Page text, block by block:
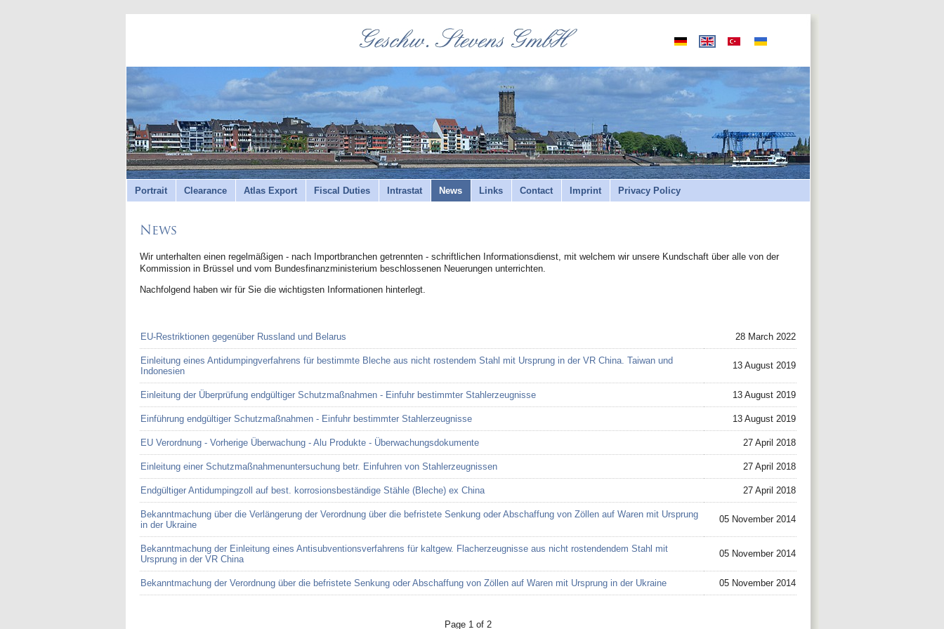
Portrait Clearance Atlas Export Fiscal Duties Intrastat News Links Contact Imprint Privacy Policy
News
Wir unterhalten einen regelmäßigen - nach Importbranchen getrennten - schriftlichen Informationsdienst, mit welchem wir unsere Kundschaft über alle von der
Kommission in Brüssel und vom Bundesfinanzministerium beschlossenen Neuerungen unterrichten.
Nachfolgend haben wir für Sie die wichtigsten Informationen hinterlegt.
EU-Restriktionen gegenüber Russland und Belarus 28 March 2022
Einleitung eines Antidumpingverfahrens für bestimmte Bleche aus nicht rostendem Stahl mit Ursprung in der VR China. Taiwan und
Indonesien
13 August 2019
Einleitung der Überprüfung endgültiger Schutzmaßnahmen - Einfuhr bestimmter Stahlerzeugnisse 13 August 2019
Einführung endgültiger Schutzmaßnahmen - Einfuhr bestimmter Stahlerzeugnisse 13 August 2019
EU Verordnung - Vorherige Überwachung - Alu Produkte - Überwachungsdokumente 27 April 2018
Einleitung einer Schutzmaßnahmenuntersuchung betr. Einfuhren von Stahlerzeugnissen 27 April 2018
Endgültiger Antidumpingzoll auf best. korrosionsbeständige Stähle (Bleche) ex China 27 April 2018
Bekanntmachung über die Verlängerung der Verordnung über die befristete Senkung oder Abschaffung von Zöllen auf Waren mit Ursprung
in der Ukraine
05 November 2014
Bekanntmachung der Einleitung eines Antisubventionsverfahrens für kaltgew. Flacherzeugnisse aus nicht rostendendem Stahl mit
Ursprung in der VR China
05 November 2014
Bekanntmachung der Verordnung über die befristete Senkung oder Abschaffung von Zöllen auf Waren mit Ursprung in der Ukraine 05 November 2014
Page 1 of 2